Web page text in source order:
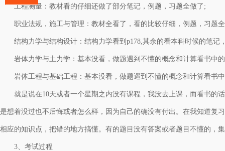
工程测量：教材看的仔细还做了部分笔记，例题，习题全做了 ;
职业法规，施工与管理：教材全看了，看的比较仔细，例题，习题
结构力学与结构设计：结构力学看到 p178,其余的看本科时候的笔记
岩体力学与土力学：基本没看，做题遇到不懂的概念和计算看书中
岩体工程与基础工程：基本没看，做题遇到不懂的概念和计算看书
就是说在10天或者一个星期之内没有课程，我没去上课，而看书的
是想着没过也不后悔或者怎么样，因为自己的确没有付出。在我知道复
相应的知识点，把错的地方搞懂。有的题目没有答案或者题目不懂的，
3、考试过程